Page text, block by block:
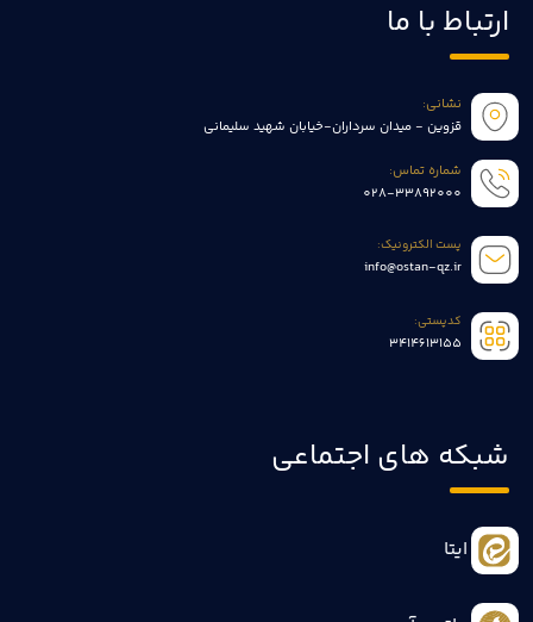
ارتباط با ما
نشانی:
قزوین - میدان سرداران-خیابان شهید سلیمانی
شماره تماس:
028-33892000
پست الکترونیک:
info@ostan-qz.ir
کدپستی:
3414613155
شبکه های اجتماعی
ایتا